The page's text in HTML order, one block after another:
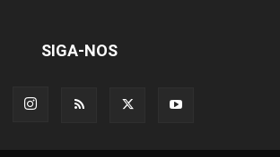
SIGA-NOS